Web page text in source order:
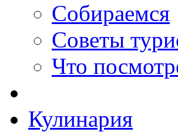
Собираемся
Советы
Что
Кулинария